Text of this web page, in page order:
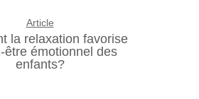
Article
la relaxation favorise
être émotionnel des
enfants?